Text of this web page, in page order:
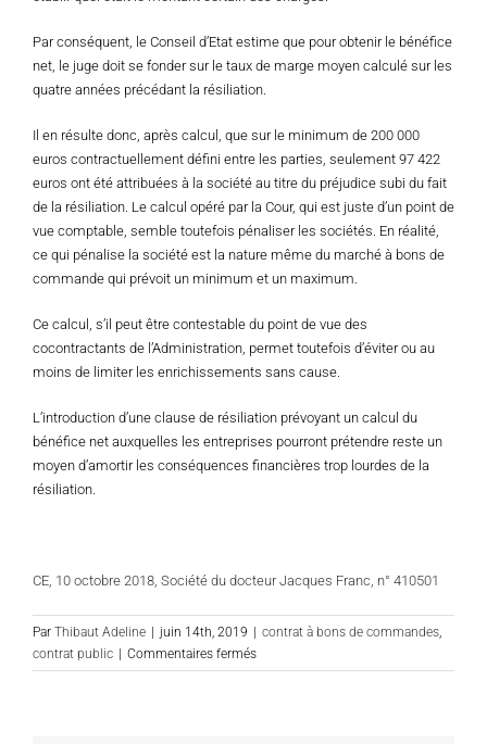
Par conséquent, le Conseil d’Etat estime que pour obtenir le bénéfice
net, le juge doit se fonder sur le taux de marge moyen calculé sur les
quatre années précédant la résiliation.
Il en résulte donc, après calcul, que sur le minimum de 200 000
euros contractuellement défini entre les parties, seulement 97 422
euros ont été attribuées à la société au titre du préjudice subi du fait
de la résiliation. Le calcul opéré par la Cour, qui est juste d’un point de
vue comptable, semble toutefois pénaliser les sociétés. En réalité,
ce qui pénalise la société est la nature même du marché à bons de
commande qui prévoit un minimum et un maximum.
Ce calcul, s’il peut être contestable du point de vue des
cocontractants de l’Administration, permet toutefois d’éviter ou au
moins de limiter les enrichissements sans cause.
L’introduction d’une clause de résiliation prévoyant un calcul du
bénéfice net auxquelles les entreprises pourront prétendre reste un
moyen d’amortir les conséquences financières trop lourdes de la
résiliation.
CE, 10 octobre 2018, Société du docteur Jacques Franc, n° 410501
Par Thibaut Adeline | juin 14th, 2019 | contrat à bons de commandes
contrat public | Commentaires ferméssur
Contrats